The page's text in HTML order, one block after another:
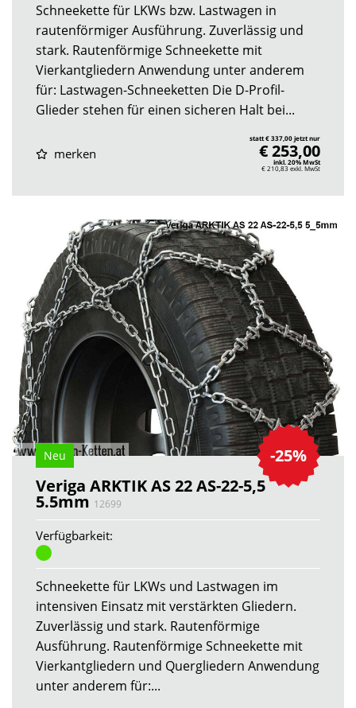
Schneekette für LKWs bzw. Lastwagen in
rautenförmiger Ausführung. Zuverlässig und
stark. Rautenförmige Schneekette mit
Vierkantgliedern Anwendung unter anderem
für: Lastwagen-Schneeketten Die D-Profil-
Glieder stehen für einen sicheren Halt bei...
merken
statt € 337,00 jetzt nur
€ 253,00
inkl. 20% MwSt
€ 210,83 exkl. MwSt
-25%
Neu
Veriga ARKTIK AS 22 AS-22-5,5
5.5mm 12699
Verfügbarkeit:
Schneekette für LKWs und Lastwagen im
intensiven Einsatz mit verstärkten Gliedern.
Zuverlässig und stark. Rautenförmige
Ausführung. Rautenförmige Schneekette mit
Vierkantgliedern und Quergliedern Anwendung
unter anderem für:...